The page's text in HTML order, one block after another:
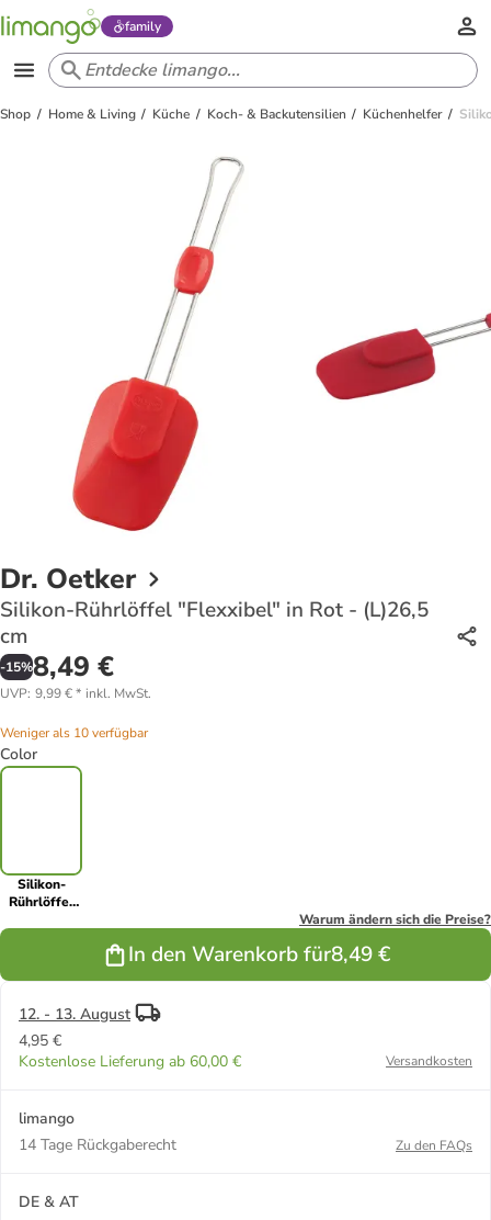
family
Shop Home & Living Küche Koch- & Backutensilien Küchenhelfer
Dr. Oetker
Silikon-Rührlöffel "Flexxibel" in Rot - (L)26,5
cm
-15%8,49 €
UVP: 9,99 €* inkl. MwSt.
Weniger als 10 verfügbar
Color
Silikon-
Rührlöffel
Warum ändern sich die Preise?
In den Warenkorb für8,49 €
12. - 13. August
4,95 €
Kostenlose Lieferung ab 60,00 €
Versandkosten
limango
14 Tage Rückgaberecht
Zu den FAQs
DE & AT